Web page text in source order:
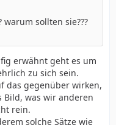
warum sollten sie???
erwähnt geht es um
zu sich sein.
das gegenüber wirken,
Bild, was wir anderen
rein.
solche Sätze wie